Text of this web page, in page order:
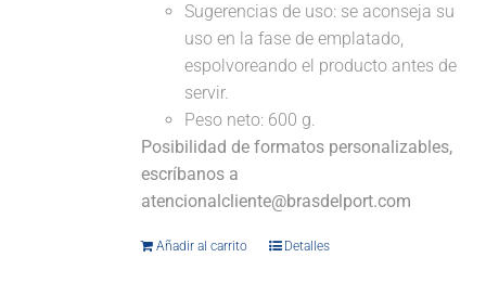
Sugerencias de uso: se aconseja su
uso en la fase de emplatado,
espolvoreando el producto antes de
servir.
Peso neto: 600 g.
Posibilidad de formatos personalizables,
escríbanos a
atencionalcliente@brasdelport.com
Añadir al carrito Detalles